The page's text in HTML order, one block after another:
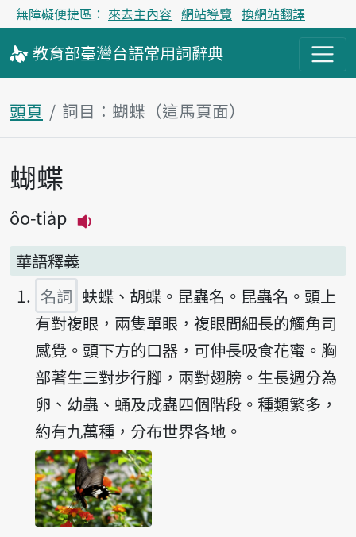
無障礙便捷區： 來去主內容 網站導覽 換網站翻譯
教育部臺灣台語常用詞辭典
頭頁 詞目：蝴蝶（這馬頁面）
主內容區
蝴蝶
ôo-tia̍p
華語釋義
名詞 蚨蝶、胡蝶。昆蟲名。昆蟲名。頭上
有對複眼，兩隻單眼，複眼間細長的觸角司
感覺。頭下方的口器，可伸長吸食花蜜。胸
部著生三對步行腳，兩對翅膀。生長週分為
卵、幼蟲、蛹及成蟲四個階段。種類繁多，
約有九萬種，分布世界各地。